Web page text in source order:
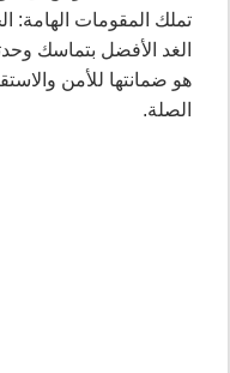
تملك المقومات الهامة:
الغد الأفضل بتماسك
هو ضمانتها للأمن
الصلة.